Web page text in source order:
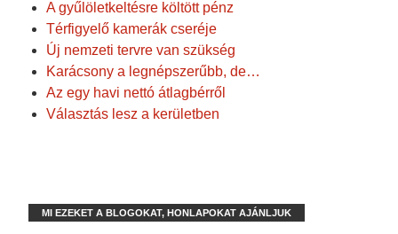
A gyűlöletkeltésre költött pénz
Térfigyelő kamerák cseréje
Új nemzeti tervre van szükség
Karácsony a legnépszerűbb, de…
Az egy havi nettó átlagbérről
Választás lesz a kerületben
MI EZEKET A BLOGOKAT, HONLAPOKAT AJÁNLJUK